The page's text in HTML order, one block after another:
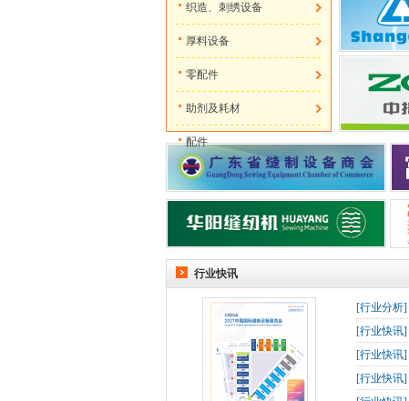
织造、刺绣设备
厚料设备
零配件
助剂及耗材
配件
行业快讯
[行业分析]
[行业快讯]
[行业快讯]
[行业快讯]